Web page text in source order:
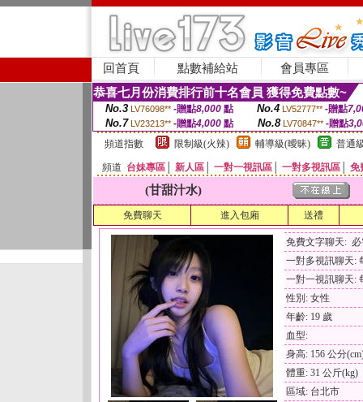
回首頁 點數補給站 會員專區
恭喜七月份消費排行前十名會員 獲得免費點數~
No.3 LV76098** -贈點8,000點 No.4 LV52777** -贈點
No.7 LV23213** -贈點4,000 點 No.8 LV70847** -贈點
頻道指數
限制級(火辣) 輔導級(曖昧) 普通
頻道 台妹專區 新人區 一對一視訊區 一對多視訊區 免
(甘甜汁水)
免費聊天 進入包廂 送禮
免費文字聊天:
一對多視訊聊天:
一對一視訊聊天:
性別: 女性
年齡: 19 歲
血型:
身高: 156 公分
體重: 31 公斤(kg)
區域: 台北市